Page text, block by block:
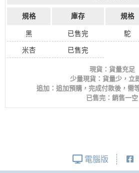
規格 庫存 規格
黑 已售完 駝
米杏 已售完
現貨：貨量充足
少量現貨：貨量少，立
追加：追加預購，完成付款後，需
已售完：銷售一空
電腦版